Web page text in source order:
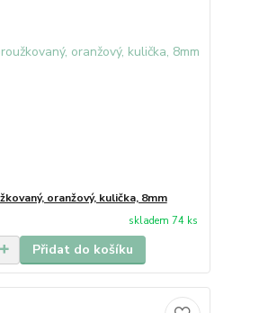
oranžový, kulička, 8mm
skladem 74 ks
Přidat do košíku